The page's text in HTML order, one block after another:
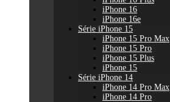
iPhone 16
iPhone 16e
Série iPhone 15
iPhone 15 Pro Max
iPhone 15 Pro
iPhone 15 Plus
iPhone 15
Série iPhone 14
iPhone 14 Pro Max
iPhone 14 Pro